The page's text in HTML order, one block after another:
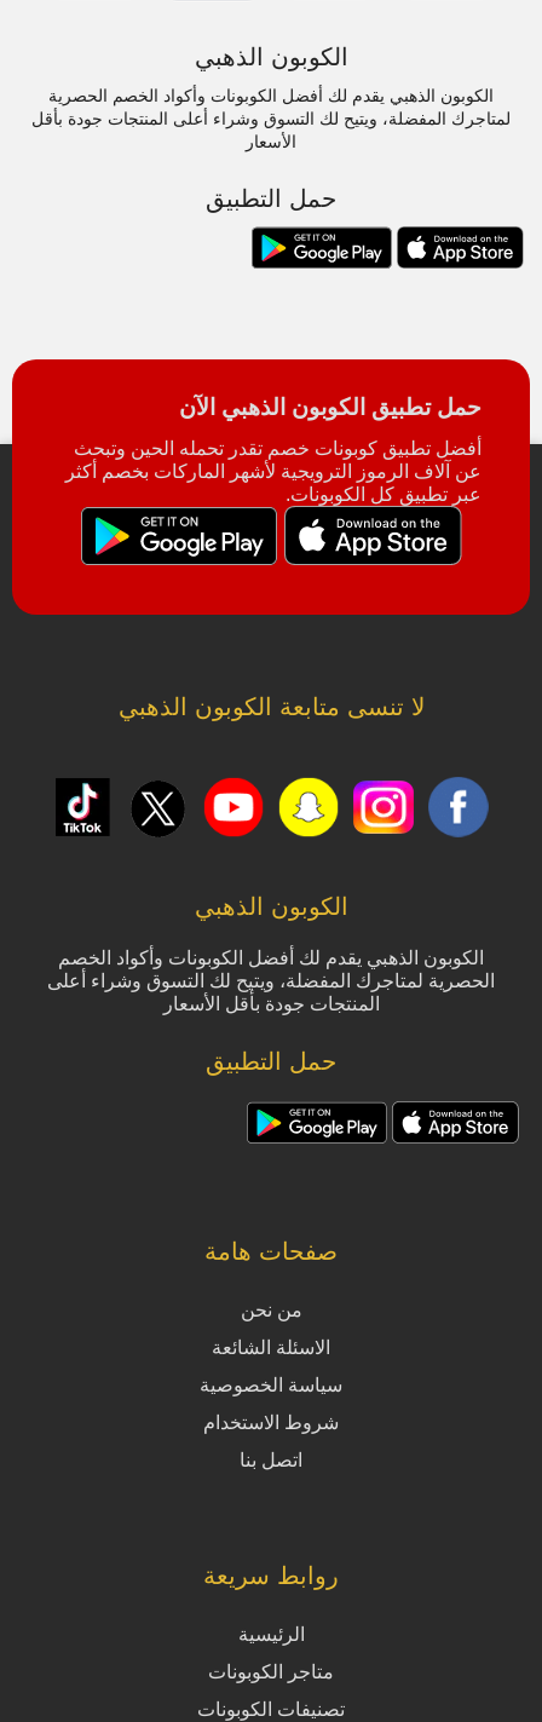
الكوبون الذهبي
الكوبون الذهبي يقدم لك أفضل الكوبونات وأكواد الخصم الحصرية
لمتاجرك المفضلة، ويتيح لك التسوق وشراء أعلى المنتجات جودة بأقل
الأسعار
حمل التطبيق
حمل تطبيق الكوبون الذهبي الآن
أفضل تطبيق كوبونات خصم تقدر تحمله الحين وتبحث
عن آلاف الرموز الترويجية لأشهر الماركات بخصم أكثر
عبر تطبيق كل الكوبونات.
لا تنسى متابعة الكوبون الذهبي
الكوبون الذهبي
الكوبون الذهبي يقدم لك أفضل الكوبونات وأكواد الخصم
الحصرية لمتاجرك المفضلة، ويتيح لك التسوق وشراء أعلى
المنتجات جودة بأقل الأسعار
حمل التطبيق
صفحات هامة
من نحن
الاسئلة الشائعة
سياسة الخصوصية
شروط الاستخدام
اتصل بنا
روابط سريعة
الرئيسية
متاجر الكوبونات
تصنيفات الكوبونات